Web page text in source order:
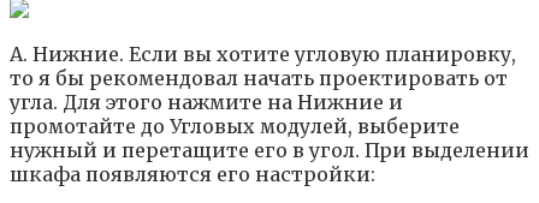
А. Нижние. Если вы хотите угловую планировку,
то я бы рекомендовал начать проектировать от
угла. Для этого нажмите на Нижние и
промотайте до Угловых модулей, выберите
нужный и перетащите его в угол. При выделении
шкафа появляются его настройки: